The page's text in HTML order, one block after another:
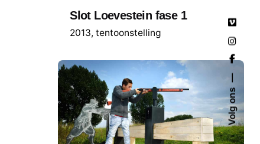
Volg ons
Slot Loevestein fase 1
2013 tentoonstelling